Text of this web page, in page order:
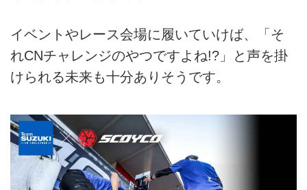
イベントやレース会場に履いていけば、「そ
れCNチャレンジのやつですよね!?」と声を掛
けられる未来も十分ありそうです。